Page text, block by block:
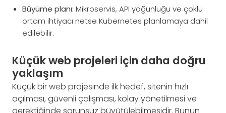
Büyüme planı: Mikroservis, API yoğunluğu ve çoklu
ortam ihtiyacı netse Kubernetes planlamaya dahil
edilebilir.
Küçük web projeleri için daha doğru
yaklaşım
Küçük bir web projesinde ilk hedef, sitenin hızlı
açılması, güvenli çalışması, kolay yönetilmesi ve
gerektiğinde sorunsuz büyütülebilmesidir. Bunun